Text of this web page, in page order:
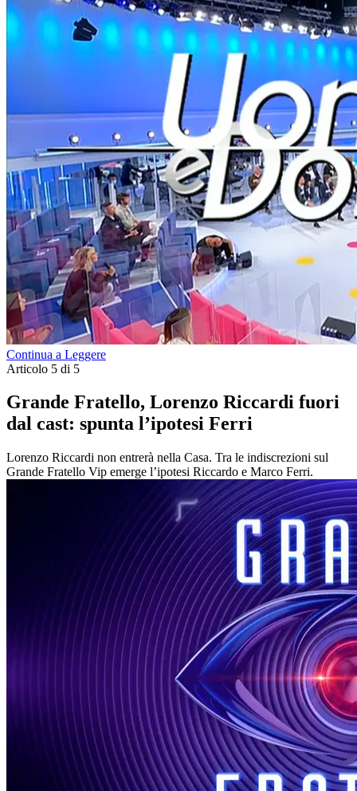
Continua a Leggere
Articolo 5 di 5
Grande Fratello, Lorenzo Riccardi fuori
dal cast: spunta l’ipotesi Ferri
Lorenzo Riccardi non entrerà nella Casa. Tra le indiscrezioni sul
Grande Fratello Vip emerge l’ipotesi Riccardo e Marco Ferri.